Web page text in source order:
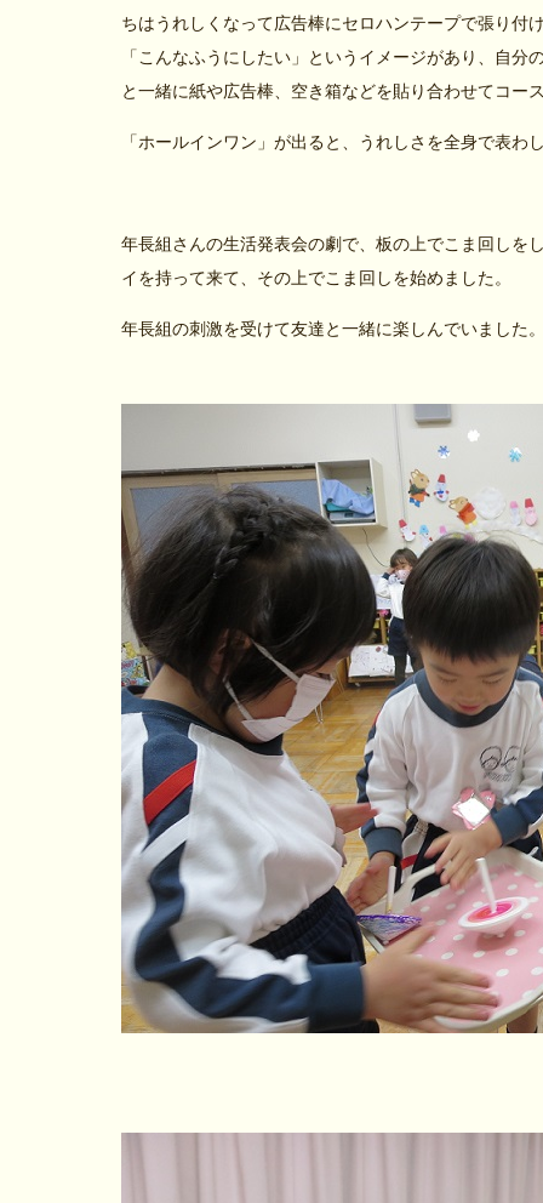
ちはうれしくなって広告棒にセロハンテープで張り付
「こんなふうにしたい」というイメージがあり、自
と一緒に紙や広告棒、空き箱などを貼り合わせてコー
「ホールインワン」が出ると、うれしさを全身で表わ
年長組さんの生活発表会の劇で、板の上でこま回しを
イを持って来て、その上でこま回しを始めました。
年長組の刺激を受けて友達と一緒に楽しんでいました